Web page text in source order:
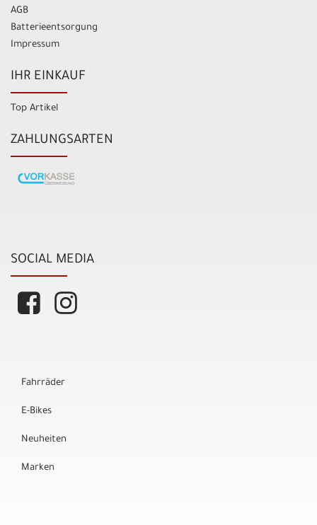
AGB
Batterieentsorgung
Impressum
IHR EINKAUF
Top Artikel
ZAHLUNGSARTEN
SOCIAL MEDIA
Fahrräder
E-Bikes
Neuheiten
Marken